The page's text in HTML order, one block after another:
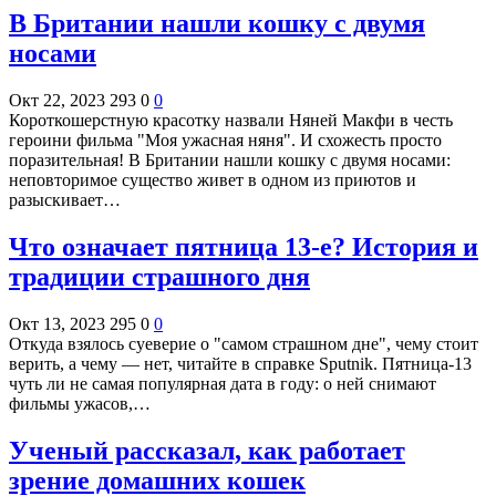
В Британии нашли кошку с двумя
носами
Окт 22, 2023 293 0 0
Короткошерстную красотку назвали Няней Макфи в честь
героини фильма "Моя ужасная няня". И схожесть просто
поразительная! В Британии нашли кошку с двумя носами:
неповторимое существо живет в одном из приютов и
разыскивает…
Что означает пятница 13-е? История и
традиции страшного дня
Окт 13, 2023 295 0 0
Откуда взялось суеверие о "самом страшном дне", чему стоит
верить, а чему — нет, читайте в справке Sputnik. Пятница-13
чуть ли не самая популярная дата в году: о ней снимают
фильмы ужасов,…
Ученый рассказал, как работает
зрение домашних кошек